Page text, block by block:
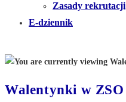
Zasady rekrutacji
E-dziennik
Walentynki w ZSO